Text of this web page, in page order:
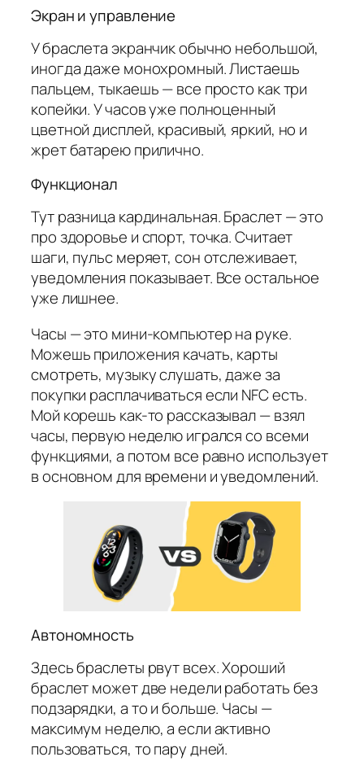
Экран и управление
У браслета экранчик обычно небольшой,
иногда даже монохромный. Листаешь
пальцем, тыкаешь — все просто как три
копейки. У часов уже полноценный
цветной дисплей, красивый, яркий, но и
жрет батарею прилично.
Функционал
Тут разница кардинальная. Браслет — это
про здоровье и спорт, точка. Считает
шаги, пульс меряет, сон отслеживает,
уведомления показывает. Все остальное
уже лишнее.
Часы — это мини-компьютер на руке.
Можешь приложения качать, карты
смотреть, музыку слушать, даже за
покупки расплачиваться если NFC есть.
Мой корешь как-то рассказывал — взял
часы, первую неделю игрался со всеми
функциями, а потом все равно использует
в основном для времени и уведомлений.
Автономность
Здесь браслеты рвут всех. Хороший
браслет может две недели работать без
подзарядки, а то и больше. Часы —
максимум неделю, а если активно
пользоваться, то пару дней.